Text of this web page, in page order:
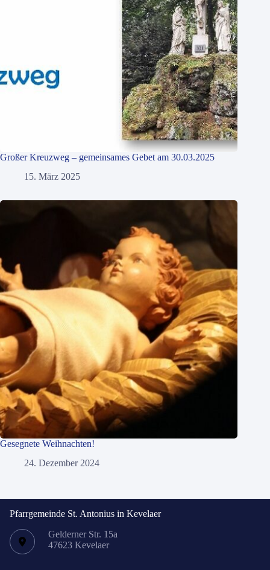
Großer Kreuzweg – gemeinsames Gebet am 30.03.2025
15. März 2025
Gesegnete Weihnachten!
24. Dezember 2024
Pfarrgemeinde St. Antonius in Kevelaer
Gelderner Str. 15a
47623 Kevelaer